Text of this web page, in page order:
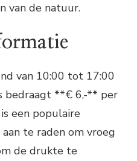
van de natuur.
van 10:00 tot 17:00
bedraagt **€ 6,-** per
een populaire
te raden om vroeg
de drukte te